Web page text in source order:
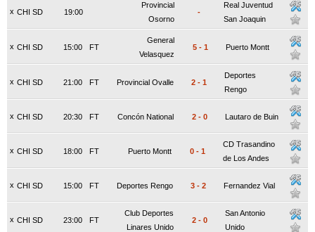
x CHI SD 19:00
Provincial
Osorno
-
Real Juventud
San Joaquin
x CHI SD FT
15:00
General
Velasquez
5 - 1 Puerto Montt
x CHI SD FT
21:00 Provincial Ovalle 2 - 1
Deportes
Rengo
x CHI SD FT
20:30 Concón National 2 - 0 Lautaro de Buin
x CHI SD FT
18:00 Puerto Montt 0 - 1
CD Trasandino
de Los Andes
x CHI SD FT
15:00 Deportes Rengo 3 - 2 Fernandez Vial
x CHI SD FT
23:00
Club Deportes
Linares Unido
2 - 0
San Antonio
Unido